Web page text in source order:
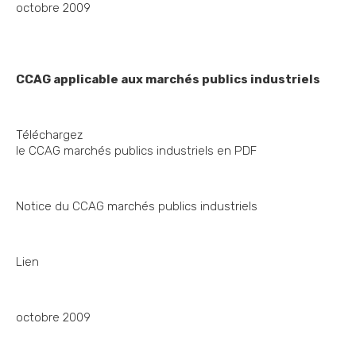
octobre 2009
CCAG applicable aux marchés publics industriels
Téléchargez
le CCAG marchés publics industriels en PDF
Notice du CCAG marchés publics industriels
Lien
octobre 2009